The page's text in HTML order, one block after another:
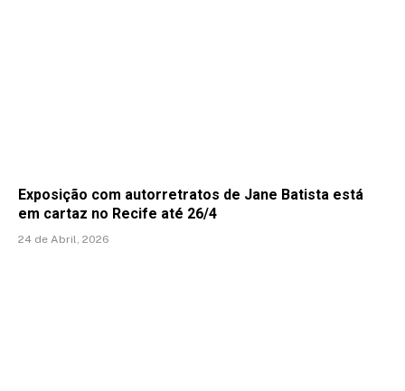
Exposição com autorretratos de Jane Batista está
em cartaz no Recife até 26/4
24 de Abril, 2026